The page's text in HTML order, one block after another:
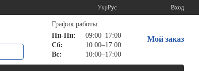
УкрРус Вход
График работы:
Пн-Пн:
09:00–17:00
Сб:
10:00–17:00
Вс:
10:00–17:00
Мой заказ